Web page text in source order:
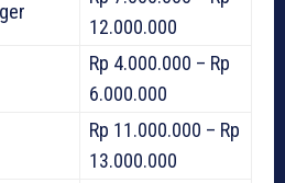
12.000.000
Rp 4.000.000 – Rp
6.000.000
Rp 11.000.000 – Rp
13.000.000